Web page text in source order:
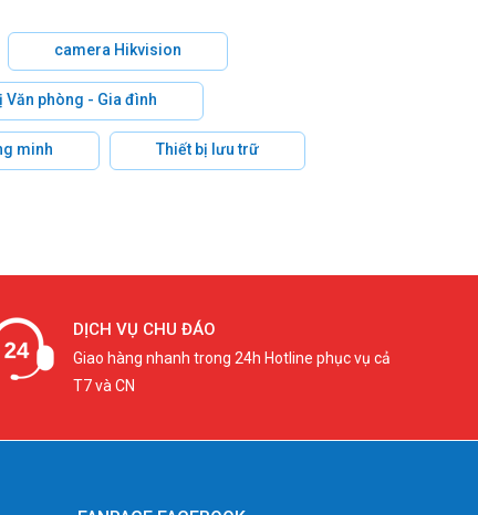
camera Hikvision
Văn phòng - Gia đình
minh Thiết bị lưu trữ
DỊCH VỤ CHU ĐÁO
Giao hàng nhanh trong 24h Hotline phục vụ cả
T7 và CN